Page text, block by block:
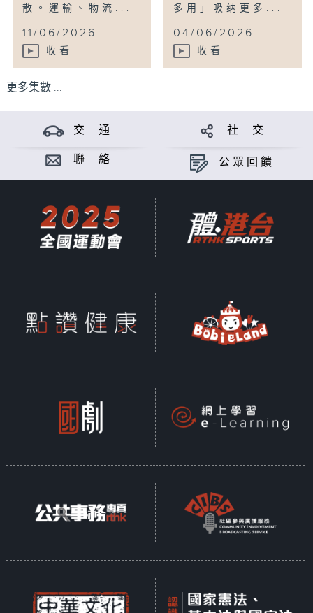
散。運輸、物流...
11/06/2026
收看
多用」吸纳更多...
04/06/2026
收看
更多集數 ...
交 通 社 交
聯 絡 公眾回饋